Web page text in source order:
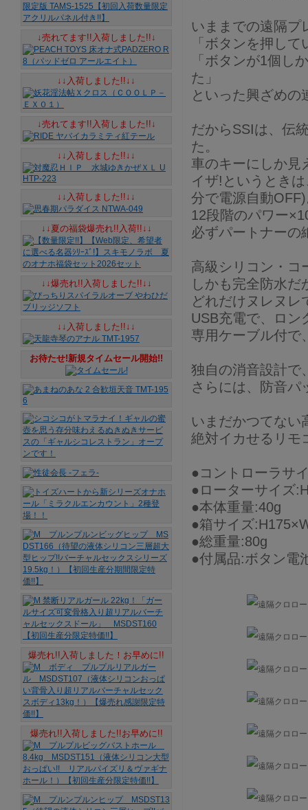
いままでの遠隔プ
「ボタンを押し
「ボタンが1個し
た」
といった興ざめの
だからSSIは、伝
た。
車のキーにしか見
イザ!というとき
分で電源自動
12段階のパワー
必ずパートナーの
高級シリコン・コ
しかも完全防水だ
どれだけヌレヌレ
USB充電で、ロン
専用ケーブル付で
独自の消音設計で
さらには、防音パ
いまだかつてない
絶対イカせるリモ
●コントローラサ
●ローターサイズ
●本体重量:40g
●箱サイズ
●総重量:80g
●付属品:ボタン電
↓売れてます!!入荷しました!!↓
↓↓入荷しました!!↓↓
↓売れてます!!入荷しました!!↓
↓↓入荷しました!!↓↓
↓↓入荷しました!!↓↓
↓↓夏の福袋爆売れ!!入荷!!↓↓
↓↓爆売れ!!入荷しました!!↓↓
↓↓入荷しました!!↓↓
お待たせ!新規タイムセール開始!!
爆売れ!!入荷しました！お早めに!!
爆売れ!!入荷しました!!お早めに!!